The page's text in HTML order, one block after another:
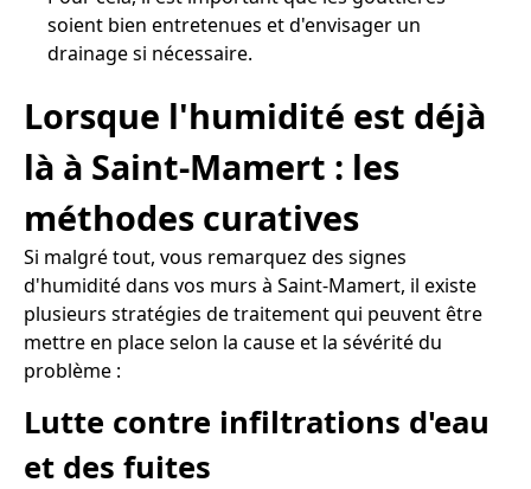
soient bien entretenues et d'envisager un
drainage si nécessaire.
Lorsque l'humidité est déjà
là à Saint-Mamert : les
méthodes curatives
Si malgré tout, vous remarquez des signes
d'humidité dans vos murs à Saint-Mamert, il existe
plusieurs stratégies de traitement qui peuvent être
mettre en place selon la cause et la sévérité du
problème :
Lutte contre infiltrations d'eau
et des fuites